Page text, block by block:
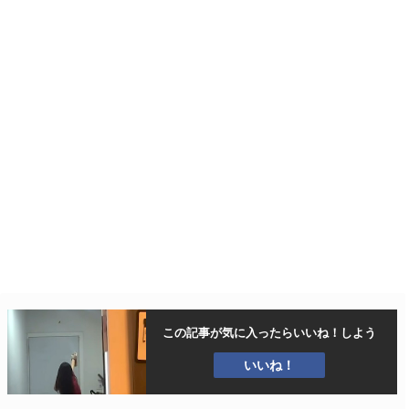
この記事が気に入ったらいいね！しよう
いいね！